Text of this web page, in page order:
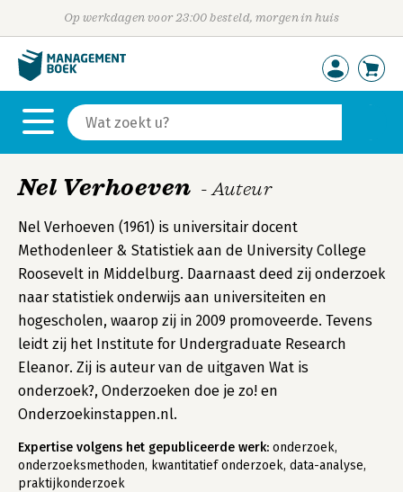
Op werkdagen voor 23:00 besteld, morgen in huis
Nel Verhoeven - Auteur
Nel Verhoeven (1961) is universitair docent
Methodenleer & Statistiek aan de University College
Roosevelt in Middelburg. Daarnaast deed zij onderzoek
naar statistiek onderwijs aan universiteiten en
hogescholen, waarop zij in 2009 promoveerde. Tevens
leidt zij het Institute for Undergraduate Research
Eleanor. Zij is auteur van de uitgaven Wat is
onderzoek?, Onderzoeken doe je zo! en
Onderzoekinstappen.nl.
Expertise volgens het gepubliceerde werk: onderzoek,
onderzoeksmethoden, kwantitatief onderzoek, data-analyse,
praktijkonderzoek